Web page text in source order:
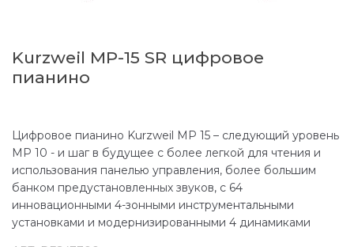
Kurzweil MP-15 SR цифровое
пианино
Цифровое пианино Kurzweil МР 15 – следующий уровень
МР 10 - и шаг в будущее с более легкой для чтения и
использования панелью управления, более большим
банком предустановленных звуков, с 64
инновационными 4-зонными инструментальными
установками и модернизированными 4 динамиками